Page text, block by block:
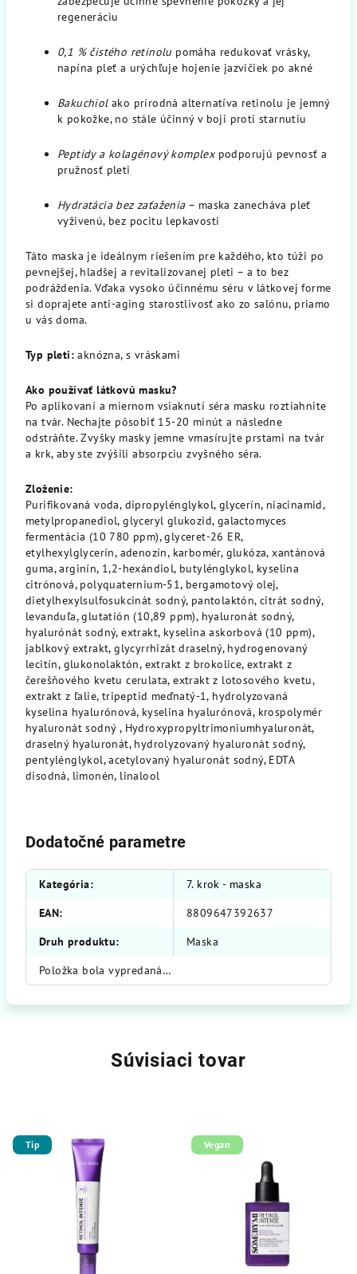
regeneráciu
0,1 % čistého retinolu pomáha redukovať vrásky,
napína pleť a urýchľuje hojenie jazvičiek po akné
Bakuchiolako prírodná alternatíva retinolu je jemný
k pokožke, no stále účinný v boji proti starnutiu
Peptidy a kolagénový komplexpodporujú pevnosť a
pružnosť pleti
Hydratácia bez zaťaženia– maska zanecháva pleť
vyživenú, bez pocitu lepkavosti
Táto maska je ideálnym riešením pre každého, kto túži po
pevnejšej, hladšej a revitalizovanej pleti – a to bez
podráždenia. Vďaka vysoko účinnému séru v látkovej forme
si doprajete anti-aging starostlivosť ako zo salónu, priamo
u vás doma.
Typ pleti: aknózna, s vráskami
Ako používať látkovú masku?
Po aplikovaní a miernom vsiaknutí séra masku roztiahnite
na tvár. Nechajte pôsobiť 15-20 minút a následne
odstráňte. Zvyšky masky jemne vmasírujte prstami na tvár
a krk, aby ste zvýšili absorpciu zvyšného séra.
Zloženie:
Purifikovaná voda, dipropylénglykol, glycerín, niacinamid,
metylpropanediol, glyceryl glukozid, galactomyces
fermentácia (10 780 ppm), glyceret-26 ER,
etylhexylglycerín, adenozín, karbomér, glukóza, xantánová
guma, arginín, 1,2-hexándiol, butylénglykol, kyselina
citrónová, polyquaternium-51, bergamotový olej,
dietylhexylsulfosukcinát sodný, pantolaktón, citrát sodný,
levanduľa, glutatión (10,89 ppm), hyaluronát sodný,
hyalurónát sodný, extrakt, kyselina askorbová (10 ppm),
jablkový extrakt, glycyrrhizát draselný, hydrogenovaný
lecitín, glukonolaktón, extrakt z brokolice, extrakt z
čerešňového kvetu cerulata, extrakt z lotosového kvetu,
extrakt z ľalie, tripeptid meďnatý-1, hydrolyzovaná
kyselina hyalurónová, kyselina hyalurónová, krospolymér
hyaluronát sodný , Hydroxypropyltrimoniumhyaluronát,
draselný hyaluronát, hydrolyzovaný hyaluronát sodný,
pentylénglykol, acetylovaný hyaluronát sodný, EDTA
disodná, limonén, linalool
Dodatočné parametre
Kategória:
7. krok - maska
EAN:
8809647392637
Druh produktu:
Maska
Položka bola vypredaná…
Súvisiaci tovar
Tip Vegan